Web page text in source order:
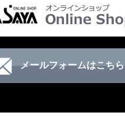
メールフォームはこちら